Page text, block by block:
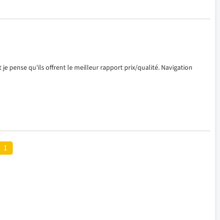
pense qu'ils offrent le meilleur rapport prix/qualité. Navigation
1